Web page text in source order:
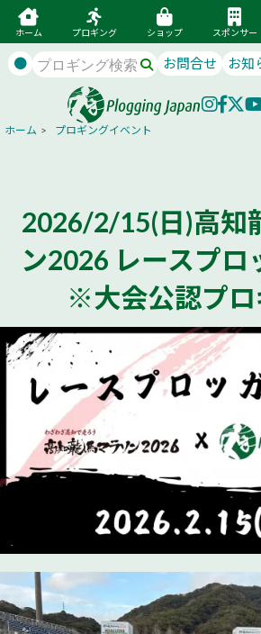
ホーム プロギング ショップ スポンサー
● お問合せ お知
ホーム > プロギングイベント
2026/2/15(日)高知
ン2026 レースプロ
※大会公認プロ